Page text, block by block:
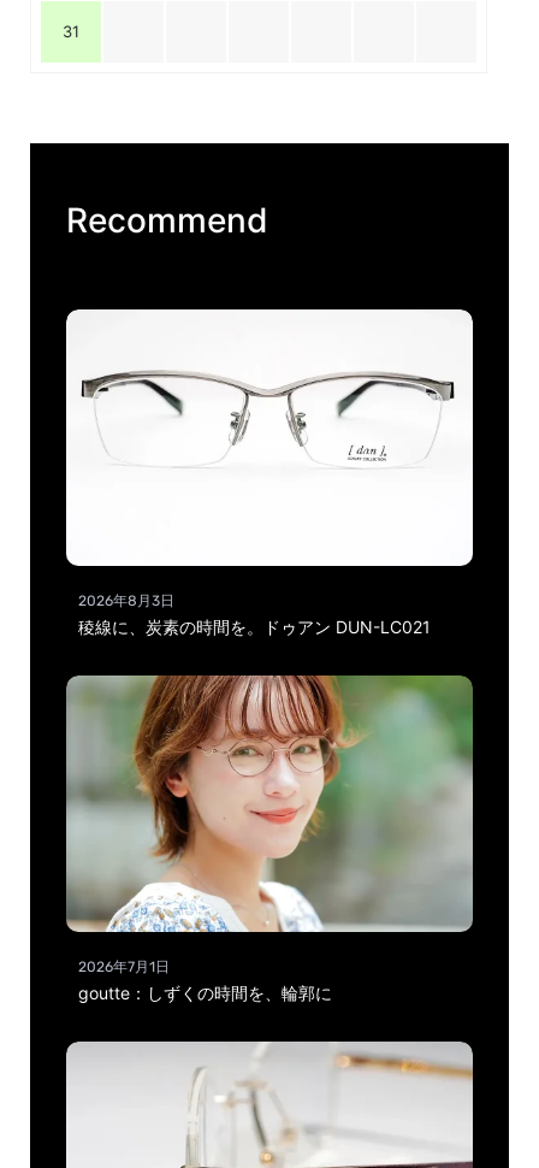
31
Recommend
2026年8月3日
稜線に、炭素の時間を。ドゥアン DUN-LC021
2026年7月1日
goutte：しずくの時間を、輪郭に